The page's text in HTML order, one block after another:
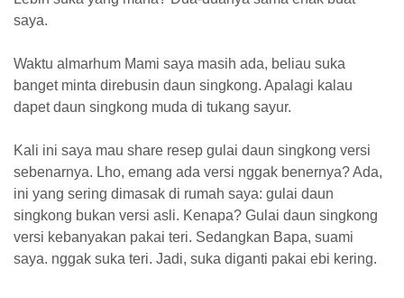
saya.
Waktu almarhum Mami saya masih ada, beliau suka
banget minta direbusin daun singkong. Apalagi kalau
dapet daun singkong muda di tukang sayur.
Kali ini saya mau share resep gulai daun singkong versi
sebenarnya. Lho, emang ada versi nggak benernya? Ada,
ini yang sering dimasak di rumah saya: gulai daun
singkong bukan versi asli. Kenapa? Gulai daun singkong
versi kebanyakan pakai teri. Sedangkan Bapa, suami
saya. nggak suka teri. Jadi, suka diganti pakai ebi kering.